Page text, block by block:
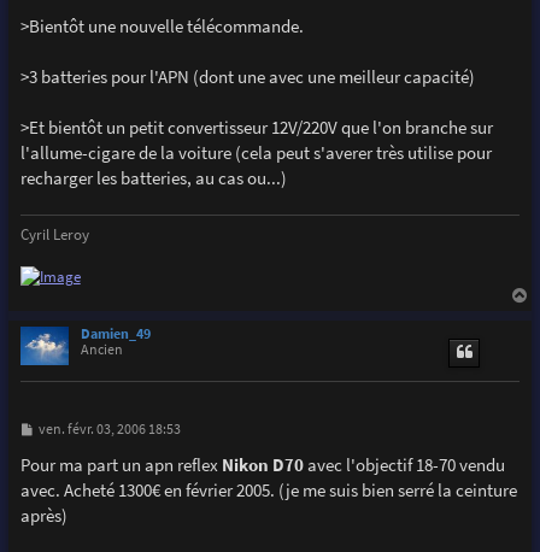
>Bientôt une nouvelle télécommande.
>3 batteries pour l'APN (dont une avec une meilleur capacité)
>Et bientôt un petit convertisseur 12V/220V que l'on branche sur
l'allume-cigare de la voiture (cela peut s'averer très utilise pour
recharger les batteries, au cas ou...)
Cyril Leroy
Damien_49
Ancien
M
s
s
a
e
ven. févr. 03, 2006 18:53
Pour ma part un apn reflex Nikon D70avec l'objectif 18-70 vendu
avec. Acheté 1300€ en février 2005. (je me suis bien serré la ceinture
après)